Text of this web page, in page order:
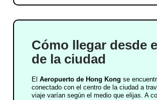
Cómo llegar desde
de la ciudad
El Aeropuerto de Hong Kong se
conectado con el centro de la ciudad a
viaje varían según el medio que elijas. A